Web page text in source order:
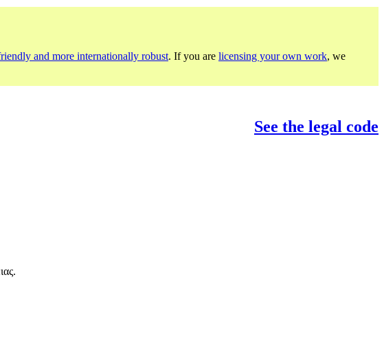
and more internationally robust. If you are licensing your own work, we
See the legal code